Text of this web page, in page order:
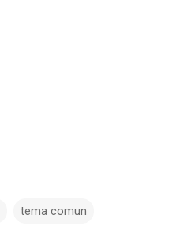
tema comun